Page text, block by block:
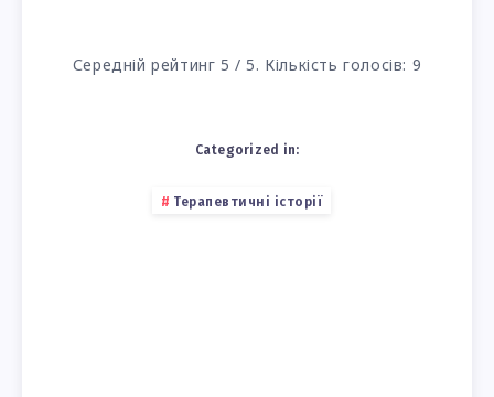
Середній рейтинг 5 / 5. Кількість голосів: 9
Categorized in:
Терапевтичні історії